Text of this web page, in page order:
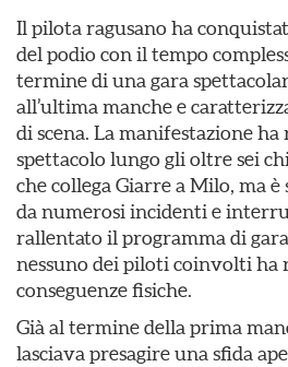
Il pilota ragusano ha
del podio con il tempo
termine di una gara
all’ultima manche e
di scena. La manifestazione ha
spettacolo lungo gli oltre sei
che collega Giarre a Milo, ma è
da numerosi incidenti e
rallentato il programma di
nessuno dei piloti coinvolti ha
conseguenze fisiche.
Già al termine della prima
lasciava presagire una sfida